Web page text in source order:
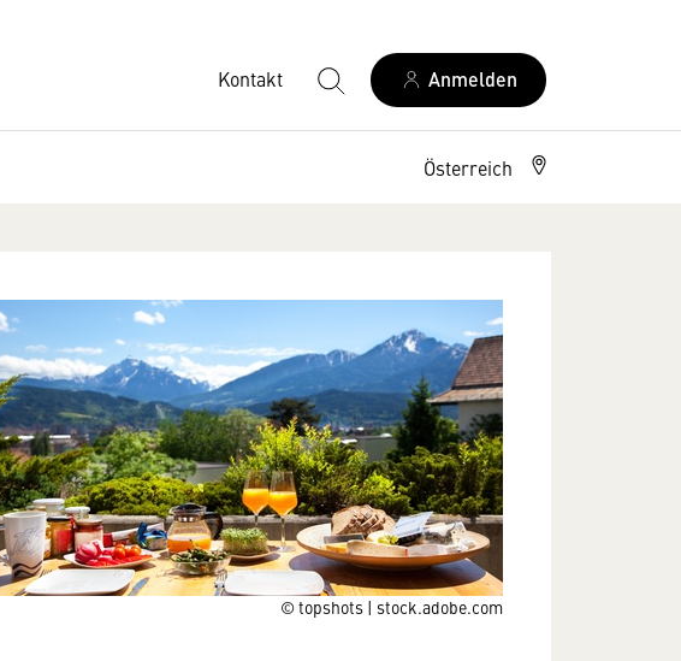
Kontakt Anmelden
Österreich
© topshots | stock.adobe.com